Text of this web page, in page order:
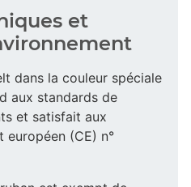
et
dans la couleur spéciale
aux standards de
et satisfait aux
européen (CE) n°